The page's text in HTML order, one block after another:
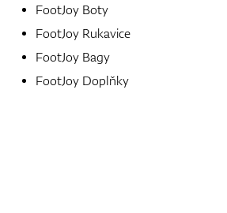
FootJoy Boty
FootJoy Rukavice
FootJoy Bagy
FootJoy Doplňky